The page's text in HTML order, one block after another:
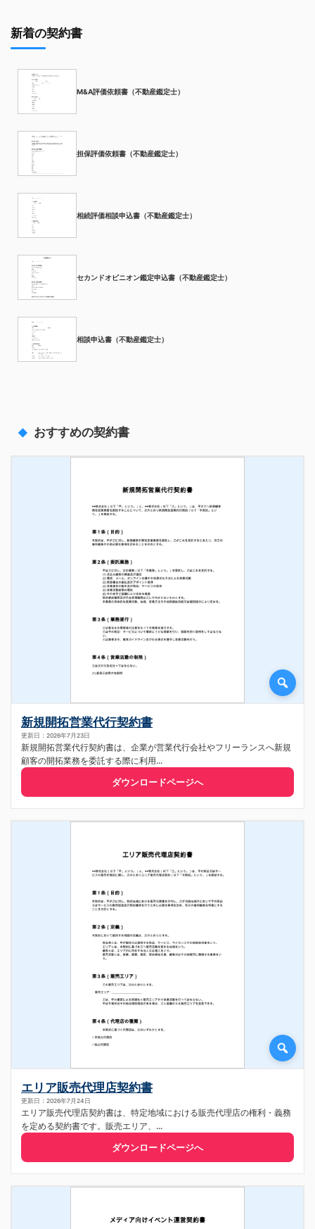
新着の契約書
M&A評価依頼書（不動産鑑定士）
担保評価依頼書（不動産鑑定士）
相続評価相談申込書（不動産鑑定士）
セカンドオピニオン鑑定申込書（不動産鑑定士）
相談申込書（不動産鑑定士）
おすすめの契約書
新規開拓営業代行契約書
更新日：2026年7月23日
新規開拓営業代行契約書は、企業が営業代行会社やフリーランスへ新規
顧客の開拓業務を委託する際に利用...
ダウンロードページへ
エリア販売代理店契約書
更新日：2026年7月24日
エリア販売代理店契約書は、特定地域における販売代理店の権利・義務
を定める契約書です。販売エリア、...
ダウンロードページへ